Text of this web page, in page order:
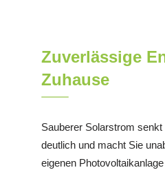
Zuverlässige
Zuhause
Sauberer Solarstrom
deutlich und macht Sie
eigenen